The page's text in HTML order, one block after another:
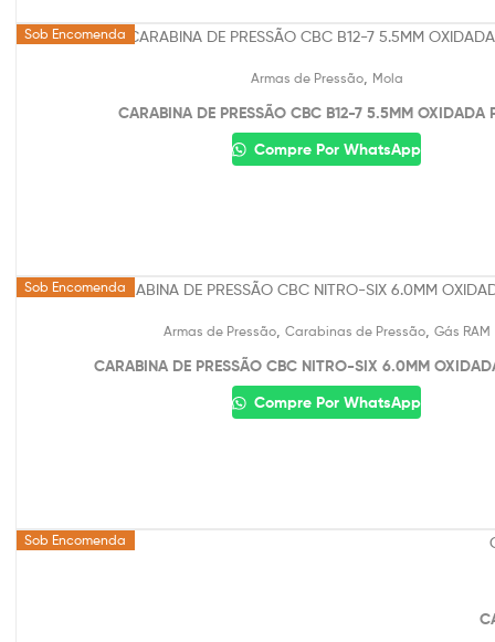
Sob Encomenda
Armas de Pressão, Mola
CARABINA DE PRESSÃO CBC B12-7 5.5MM OXIDADA
Compre Por WhatsApp
Sob Encomenda
Armas de Pressão, Carabinas de Pressão, Gás RAM
CARABINA DE PRESSÃO CBC NITRO-SIX 6.0MM
Compre Por WhatsApp
Sob Encomenda